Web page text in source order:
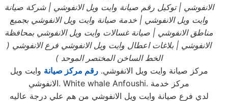
الانفوشي| توكيل رقم صيانة وايت ويل الانفوشي| شركة صيانة
وايت ويل الانفوشي | خدمة صيانة وايت ويل الانفوشي بجميع
مناطق الانفوشي | صيانة غسالات وايت ويل الانفوشي بمحافظة
الانفوشي | بلاغات اعطال وايت ويل الانفوشي فرع الانفوشي (
الخط الساخن المختصر الموحد )
مركز صيانة وايت ويل الانفوشي.رقم مركز صيانة وايت ويل
الانفوشي. White whale Anfoushi. مركز خدمة
لدي فرع صيانة وايت ويل الانفوشي من هم علي درجة عاليه